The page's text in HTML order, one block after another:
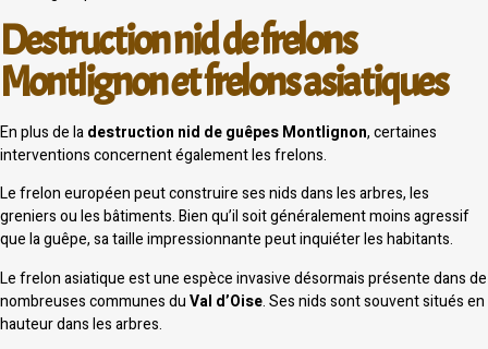
Destruction nid de frelons
Montlignon et frelons asiatiques
En plus de ladestruction nid de guêpes Montlignon, certaines
interventions concernent également les frelons.
Le frelon européen peut construire ses nids dans les arbres, les
greniers ou les bâtiments. Bien qu’il soit généralement moins agressif
que la guêpe, sa taille impressionnante peut inquiéter les habitants.
Le frelon asiatique est une espèce invasive désormais présente dans de
nombreuses communes duVal d’Oise. Ses nids sont souvent situés en
hauteur dans les arbres.